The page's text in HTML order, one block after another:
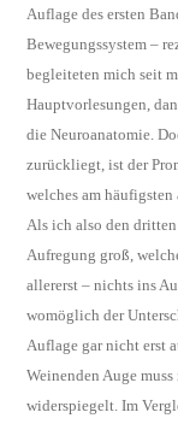
Auflage des ersten
Bewegungssystem –
begleiteten mich seit
Hauptvorlesungen,
die Neuroanatomie.
zurückliegt, ist der
welches am
Als ich also den
Aufregung groß,
allererst – nichts ins
womöglich der
Auflage gar nicht erst
Weinenden Auge
widerspiegelt. Im